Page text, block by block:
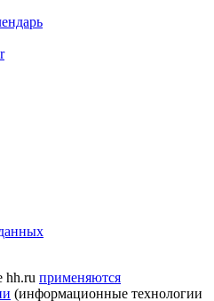
hh.ru применяются
(информационные технологии